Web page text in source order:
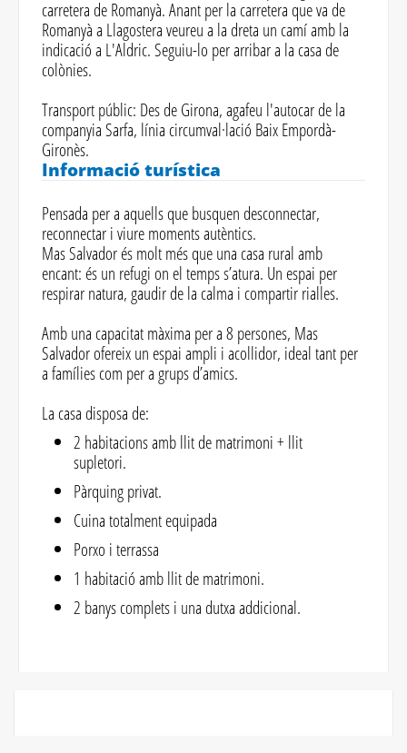
carretera de Romanyà. Anant per la carretera que va de
Romanyà a Llagostera veureu a la dreta un camí amb la
indicació a L'Aldric. Seguiu-lo per arribar a la casa de
colònies.
Transport públic: Des de Girona, agafeu l'autocar de la
companyia Sarfa, línia circumval·lació Baix Empordà-
Gironès.
Informació turística
Pensada per a aquells que busquen desconnectar,
reconnectar i viure moments autèntics.
​Mas Salvador és molt més que una casa rural amb
encant: és un refugi on el temps s’atura. Un espai per
respirar natura, gaudir de la calma i compartir rialles.
Amb una capacitat màxima per a 8 persones, Mas
Salvador ofereix un espai ampli i acollidor, ideal tant per
a famílies com per a grups d’amics.
La casa disposa de:
2 habitacions amb llit de matrimoni + llit
supletori.
Pàrquing privat.
Cuina totalment equipada
Porxo i terrassa
1 habitació amb llit de matrimoni.
2 banys complets i una dutxa addicional.